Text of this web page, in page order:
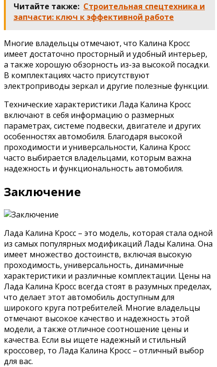
Читайте также: Строительная спецтехника и
запчасти: ключ к эффективной работе
Многие владельцы отмечают, что Калина Кросс
имеет достаточно просторный и удобный интерьер,
а также хорошую обзорность из-за высокой посадки.
В комплектациях часто присутствуют
электроприводы зеркал и другие полезные функции.
Технические характеристики Лада Калина Кросс
включают в себя информацию о размерных
параметрах, системе подвески, двигателе и других
особенностях автомобиля. Благодаря высокой
проходимости и универсальности, Калина Кросс
часто выбирается владельцами, которым важна
надежность и функциональность автомобиля.
Заключение
Лада Калина Кросс – это модель, которая стала одной
из самых популярных модификаций Лады Калина. Она
имеет множество достоинств, включая высокую
проходимость, универсальность, динамичные
характеристики и различные комплектации. Цены на
Лада Калина Кросс всегда стоят в разумных пределах,
что делает этот автомобиль доступным для
широкого круга потребителей. Многие владельцы
отмечают высокое качество и надежность этой
модели, а также отличное соотношение цены и
качества. Если вы ищете надежный и стильный
кроссовер, то Лада Калина Кросс – отличный выбор
для вас.